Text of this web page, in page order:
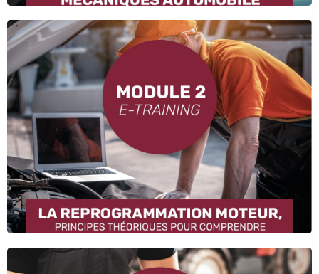
la lecture ECU,
les bases des cartographies,
la gestion injection et turbo,
les méthodes professionnelles.
Découvrir le module 2